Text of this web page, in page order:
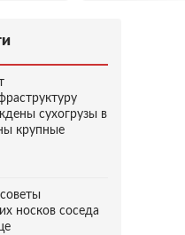
сухогрузы в
крупные
носков соседа